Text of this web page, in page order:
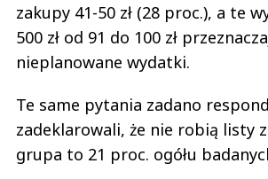
zakupy 41-50 zł (28 proc.), a te
500 zł od 91 do 100 zł
nieplanowane wydatki.
Te same pytania zadano
zadeklarowali, że nie robią listy
grupa to 21 proc. ogółu